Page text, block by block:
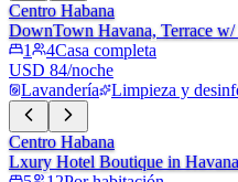
Centro Habana
DownTown Havana, Terrace
1
4Casa completa
USD 84/noche
Lavandería
Limpieza y
Centro Habana
Lxury Hotel Boutique in